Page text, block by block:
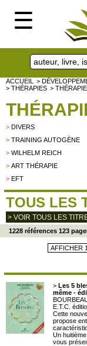
☰
ACCUEIL
>
> THÉRAPIES >
> DIVERS
> TRAINING AUTOGÈNE
> WILHELM REICH
> ART THÉRAPIE
> EFT
TOUS LES
> VOIR TOUS LES
1228 références 123
> Les 5
même -
E.T.C.
Cette
propose
Un
vous